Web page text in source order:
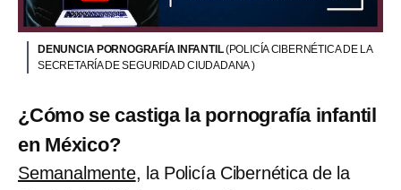
DENUNCIA PORNOGRAFÍA INFANTIL(POLICÍA CIBERNÉTICA DE LA
SECRETARÍA DE SEGURIDAD CIUDADANA )
¿Cómo se castiga la pornografía infantil
en México?
Semanalmente, la Policía Cibernética de la